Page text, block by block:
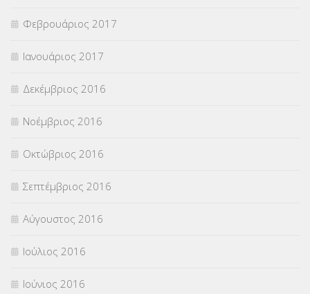
Φεβρουάριος 2017
Ιανουάριος 2017
Δεκέμβριος 2016
Νοέμβριος 2016
Οκτώβριος 2016
Σεπτέμβριος 2016
Αύγουστος 2016
Ιούλιος 2016
Ιούνιος 2016